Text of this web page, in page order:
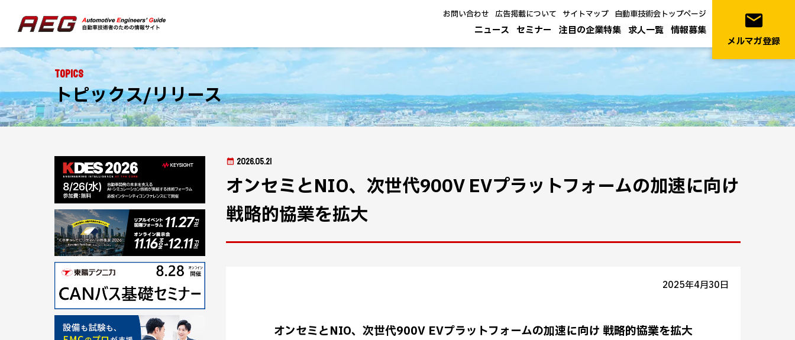
ニュース セミナー 注目の企業特集 求人一覧 情報募集
お問い合わせ 広告掲載について サイトマップ 自動車技術会トップページ email
メルマガ登録
Topics
トピックス/リリース
2026.05.21
オンセミとNIO、次世代900V EVプラットフォームの加速に向け
戦略的協業を拡大
2025年4月30日
オンセミとNIO、次世代900V EVプラットフォームの加速に向け 戦略的協業を拡大